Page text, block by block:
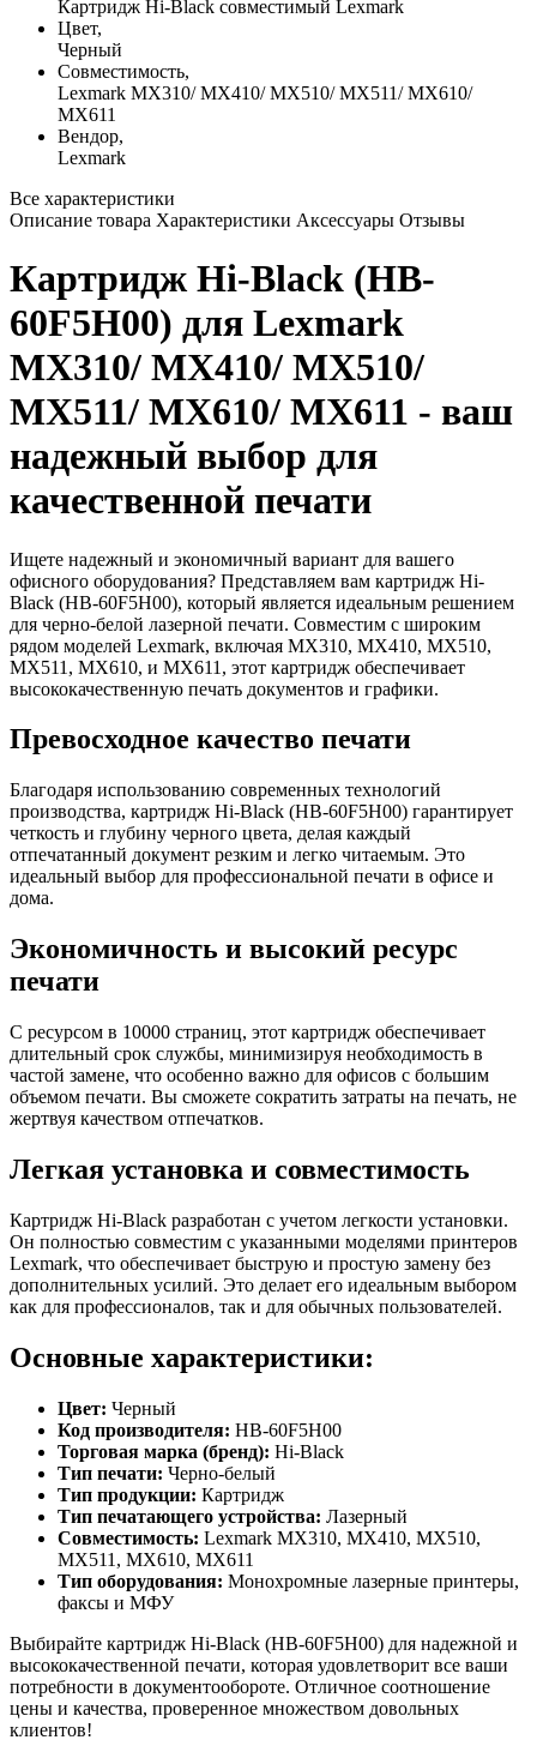
Картридж Hi-Black совместимый Lexmark
Цвет,
Черный
Совместимость,
Lexmark MX310/ MX410/ MX510/ MX511/ MX610/
MX611
Вендор,
Lexmark
Все характеристики
Описание товара Характеристики Аксессуары Отзывы
Картридж Hi-Black (HB-
60F5H00) для Lexmark
MX310/ MX410/ MX510/
MX511/ MX610/ MX611 - ваш
надежный выбор для
качественной печати
Ищете надежный и экономичный вариант для вашего
офисного оборудования? Представляем вам картридж Hi-
Black (HB-60F5H00), который является идеальным решением
для черно-белой лазерной печати. Совместим с широким
рядом моделей Lexmark, включая MX310, MX410, MX510,
MX511, MX610, и MX611, этот картридж обеспечивает
высококачественную печать документов и графики.
Превосходное качество печати
Благодаря использованию современных технологий
производства, картридж Hi-Black (HB-60F5H00) гарантирует
четкость и глубину черного цвета, делая каждый
отпечатанный документ резким и легко читаемым. Это
идеальный выбор для профессиональной печати в офисе и
дома.
Экономичность и высокий ресурс
печати
С ресурсом в 10000 страниц, этот картридж обеспечивает
длительный срок службы, минимизируя необходимость в
частой замене, что особенно важно для офисов с большим
объемом печати. Вы сможете сократить затраты на печать, не
жертвуя качеством отпечатков.
Легкая установка и совместимость
Картридж Hi-Black разработан с учетом легкости установки.
Он полностью совместим с указанными моделями принтеров
Lexmark, что обеспечивает быструю и простую замену без
дополнительных усилий. Это делает его идеальным выбором
как для профессионалов, так и для обычных пользователей.
Основные характеристики:
Цвет: Черный
Код производителя: HB-60F5H00
Торговая марка (бренд): Hi-Black
Тип печати: Черно-белый
Тип продукции: Картридж
Тип печатающего устройства: Лазерный
Совместимость: Lexmark MX310, MX410, MX510,
MX511, MX610, MX611
Тип оборудования: Монохромные лазерные принтеры,
факсы и МФУ
Выбирайте картридж Hi-Black (HB-60F5H00) для надежной и
высококачественной печати, которая удовлетворит все ваши
потребности в документообороте. Отличное соотношение
цены и качества, проверенное множеством довольных
клиентов!